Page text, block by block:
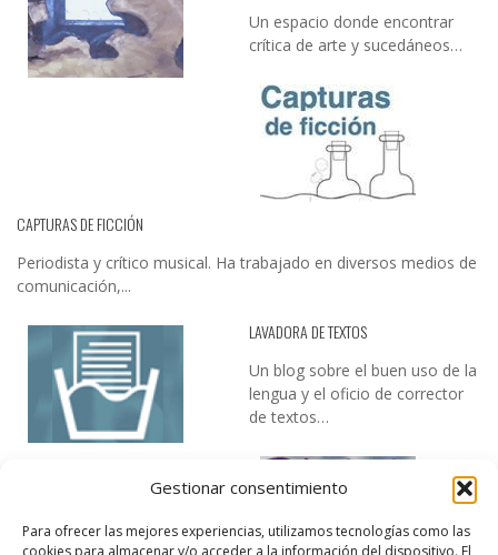
Gestionar consentimiento
Para ofrecer las mejores experiencias, utilizamos tecnologías como las
cookies para almacenar y/o acceder a la información del dispositivo. El
Un espacio donde encontrar
crítica de arte y sucedáneos…
CAPTURAS DE FICCIÓN
Periodista y crítico musical. Ha trabajado en diversos medios de
comunicación,...
LAVADORA DE TEXTOS
Un blog sobre el buen uso de la
lengua y el oficio de corrector
de textos…